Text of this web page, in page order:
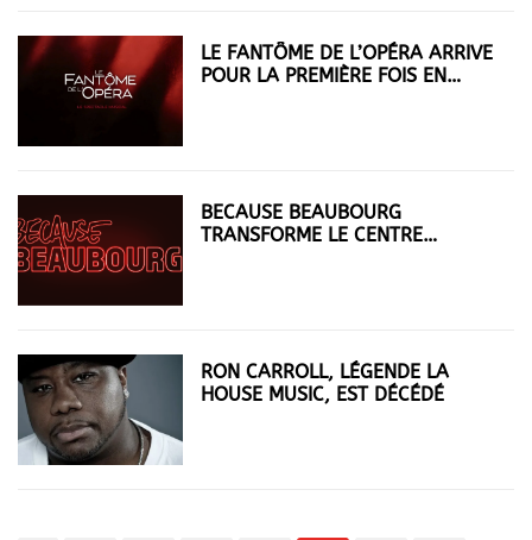
LE FANTÔME DE L’OPÉRA ARRIVE
POUR LA PREMIÈRE FOIS EN
BECAUSE BEAUBOURG
TRANSFORME LE CENTRE
RON CARROLL, LÉGENDE LA
HOUSE MUSIC, EST DÉCÉDÉ